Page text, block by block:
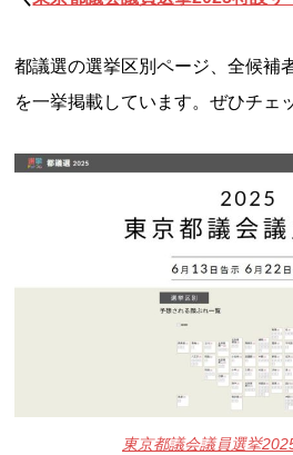
都議選の選挙区別ページ、全候補
を一挙掲載しています。ぜひチェ
東京都議会議員選挙